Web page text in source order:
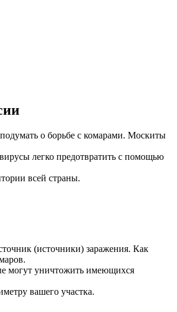
о борьбе с комарами. Москиты
легко предотвратить с помощью
всей страны.
(источники) заражения. Как
могут уничтожить имеющихся
вашего участка.